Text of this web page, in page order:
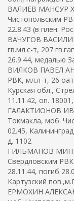
ВАЛИЕВ МАНСУР
Чистопольским
22.8.43 (в плен:
ВАЧУГОВ
гв.мл.с-т, 207
26.9.44, медалью
ВИЛКОВ ПАВЕЛ
РВК, мл.л-т, 26
Курская обл.,
11.11.42, оп.
ГАЛАКТИОНОВ
Токмакла, моб.
02.45,
д. 1102
ГИЛЬМАНОВ
Свердловским
28.11.44, погиб
Картузский
ЕРМОХИН